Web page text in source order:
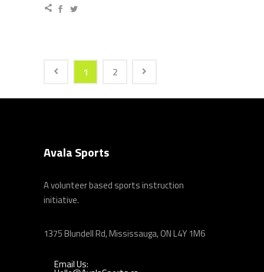
1 2
Avala Sports
A volunteer based sports instruction
initiative.
1375 Blundell Rd, Mississauga, ON L4Y 1M6
Email Us: